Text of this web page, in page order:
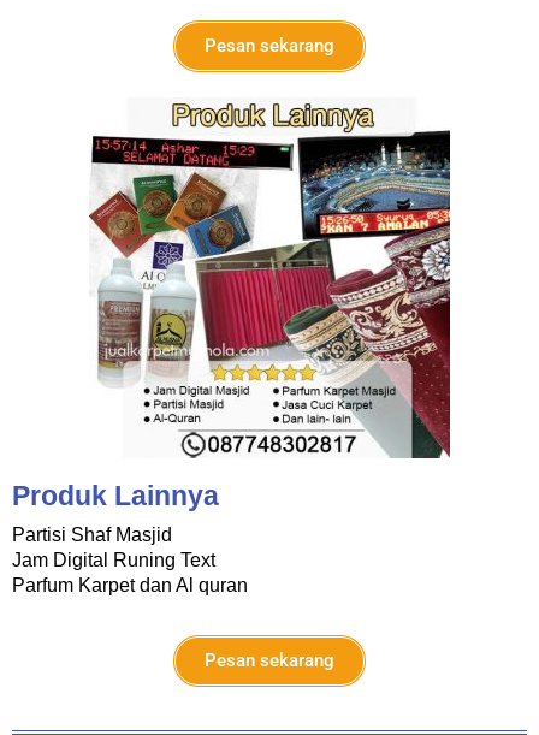
Pesan sekarang
Produk Lainnya
Partisi Shaf Masjid
Jam Digital Runing Text
Parfum Karpet dan Al quran
Pesan sekarang